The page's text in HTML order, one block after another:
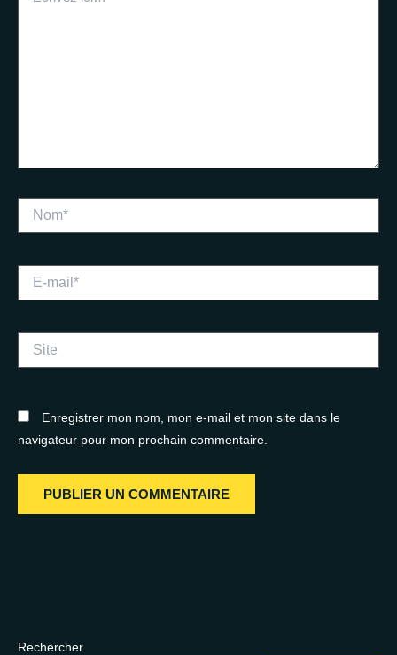
mail*
Enregistrer mon nom, mon e-mail et mon site dans le
navigateur pour mon prochain commentaire.
Rechercher